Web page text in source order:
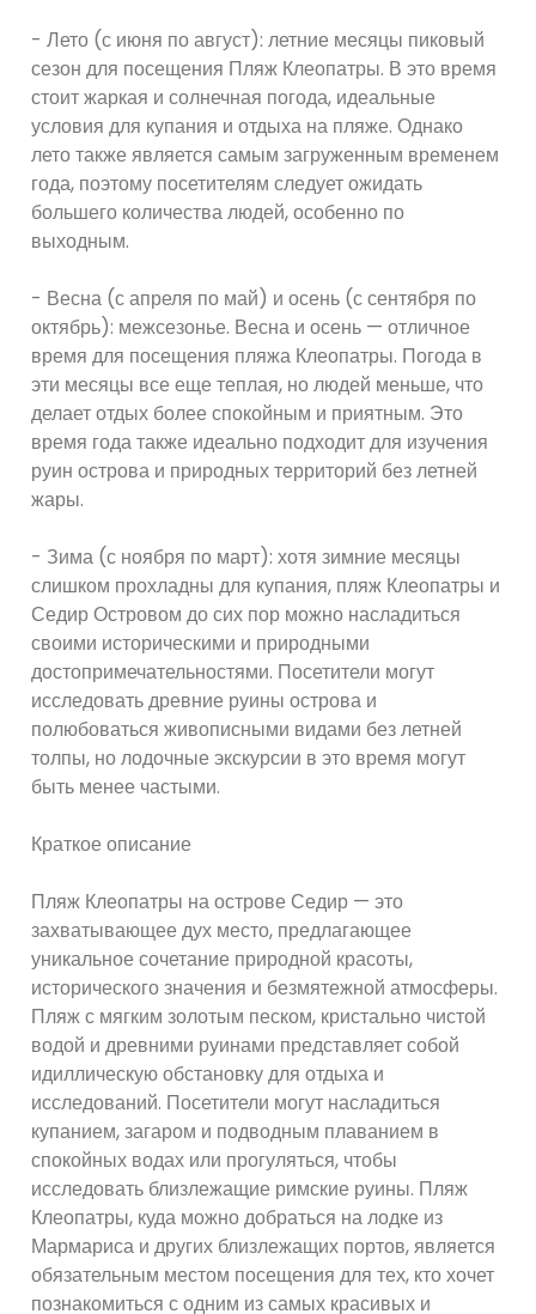
- Лето (с июня по август): летние месяцы пиковый
сезон для посещения Пляж Клеопатры. В это время
стоит жаркая и солнечная погода, идеальные
условия для купания и отдыха на пляже. Однако
лето также является самым загруженным временем
года, поэтому посетителям следует ожидать
большего количества людей, особенно по
выходным.
- Весна (с апреля по май) и осень (с сентября по
октябрь): межсезонье. Весна и осень — отличное
время для посещения пляжа Клеопатры. Погода в
эти месяцы все еще теплая, но людей меньше, что
делает отдых более спокойным и приятным. Это
время года также идеально подходит для изучения
руин острова и природных территорий без летней
жары.
- Зима (с ноября по март): хотя зимние месяцы
слишком прохладны для купания, пляж Клеопатры и
Седир Островом до сих пор можно насладиться
своими историческими и природными
достопримечательностями. Посетители могут
исследовать древние руины острова и
полюбоваться живописными видами без летней
толпы, но лодочные экскурсии в это время могут
быть менее частыми.
Краткое описание
Пляж Клеопатры на острове Седир — это
захватывающее дух место, предлагающее
уникальное сочетание природной красоты,
исторического значения и безмятежной атмосферы.
Пляж с мягким золотым песком, кристально чистой
водой и древними руинами представляет собой
идиллическую обстановку для отдыха и
исследований. Посетители могут насладиться
купанием, загаром и подводным плаванием в
спокойных водах или прогуляться, чтобы
исследовать близлежащие римские руины. Пляж
Клеопатры, куда можно добраться на лодке из
Мармариса и других близлежащих портов, является
обязательным местом посещения для тех, кто хочет
познакомиться с одним из самых красивых и